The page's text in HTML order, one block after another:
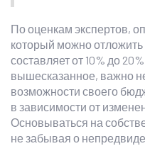
По оценкам экспертов,
который можно отложить
составляет от 10% до
вышесказанное, важно
возможности своего
в зависимости от
Основываться на
не забывая о